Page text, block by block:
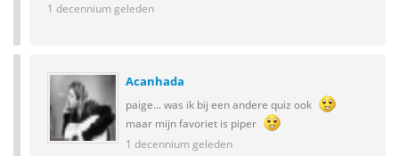
1 decennium geleden
Acanhada
paige... was ik bij een andere quiz ook
maar mijn favoriet is piper
1 decennium geleden